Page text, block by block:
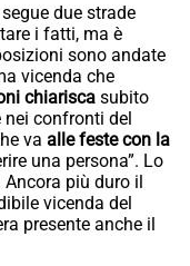
due strade
i fatti, ma è
sono andate
vicenda che
chiarisca subito
nei confronti del
va alle feste con la
una persona”. Lo
più duro il
vicenda del
presente anche il